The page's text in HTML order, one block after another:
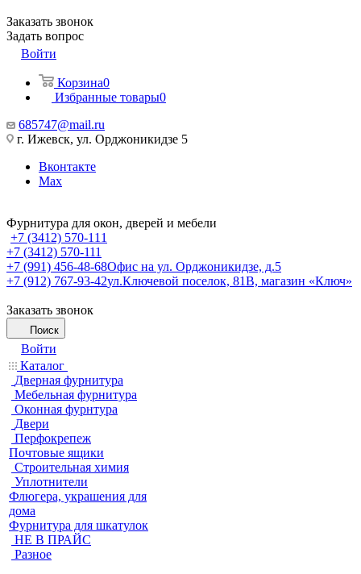
Заказать звонок
Задать вопрос
Войти
Корзина0
Избранные товары0
685747@mail.ru
г. Ижевск, ул. Орджоникидзе 5
Вконтакте
Max
Фурнитура для окон, дверей и мебели
+7 (3412) 570-111
+7 (3412) 570-111
+7 (991) 456-48-68Офис на ул. Орджоникидзе, д.5
+7 (912) 767-93-42ул.Ключевой поселок, 81В, магазин «Ключ»
Заказать звонок
Поиск
Войти
Каталог
Дверная фурнитура
Мебельная фурнитура
Оконная фурнтура
Двери
Перфокрепеж
Почтовые ящики
Строительная химия
Уплотнители
Флюгера, украшения для
дома
Фурнитура для шкатулок
НЕ В ПРАЙС
Разное